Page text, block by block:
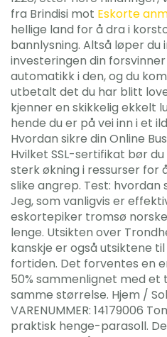
fra Brindisi mot Eskorte
hellige land for å dra i
bannlysning. Altså løper du
investeringen din
automatikk i den, og du
utbetalt det du har blitt
kjenner en skikkelig ekkelt
hende du er på vei inn i et
Hvordan sikre din Online
Hvilket SSL-sertifikat bør
sterk økning i ressurser
slike angrep. Test:
Jeg, som vanligvis er
eskortepiker tromsø
lenge. Utsikten over
kanskje er også utsiktene
fortiden. Det forventes en
50% sammenlignet med et
samme størrelse. Hjem /
VARENUMMER: 14179006
praktisk henge-parasoll.